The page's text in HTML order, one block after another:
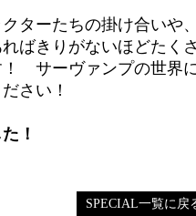
ターたちの掛け合いや
ばきりがないほどたく
！ サーヴァンプの世界
さい！
！
SPECIAL一覧に戻